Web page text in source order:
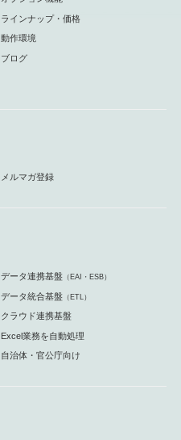
ラインナップ・価格
動作環境
ブログ
メルマガ登録
データ連携基盤 （EAI・ESB）
データ統合基盤 （ETL）
クラウド連携基盤
Excel業務を自動処理
自治体・官公庁向け